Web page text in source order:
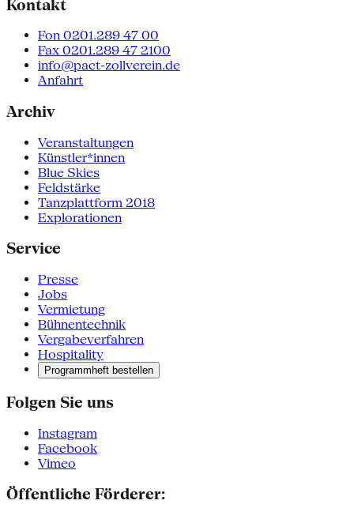
Kontakt
Fon 0201.289 47 00
Fax 0201.289 47 2100
info@pact-zollverein.de
Anfahrt
Archiv
Veranstaltungen
Künstler*innen
Blue Skies
Feldstärke
Tanzplattform 2018
Explorationen
Service
Presse
Jobs
Vermietung
Bühnentechnik
Vergabeverfahren
Hospitality
Programmheft bestellen
Folgen Sie uns
Instagram
Facebook
Vimeo
Öffentliche Förderer: